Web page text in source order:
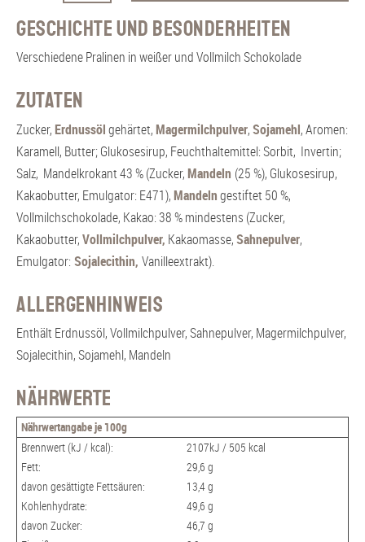
m
c
h
t
e
P
r
a
l
i
e
n
M
n
g
e
Geschichte und Besonderheiten
Verschiedene Pralinen in weißer und Vollmilch Schokolade
Zutaten
Zucker, Erdnussölgehärtet,Magermilchpulver,Sojamehl, Aromen:
Karamell, Butter; Glukosesirup, Feuchthaltemittel: Sorbit, Invertin;
Salz, Mandelkrokant 43 % (Zucker,Mandeln (25 %), Glukosesirup,
Kakaobutter, Emulgator: E471),Mandelngestiftet 50 %,
Vollmilchschokolade, Kakao: 38 % mindestens (Zucker,
Kakaobutter,Vollmilchpulver, Kakaomasse,Sahnepulver,
Emulgator: Sojalecithin, Vanilleextrakt).
Allergenhinweis
Enthält Erdnussöl, Vollmilchpulver, Sahnepulver, Magermilchpulver,
Sojalecithin, Sojamehl, Mandeln
Nährwerte
Nährwertangabe je 100g
Brennwert (kJ / kcal):
2107kJ / 505 kcal
Fett:
29,6 g
davon gesättigte Fettsäuren:
13,4 g
Kohlenhydrate:
49,6 g
davon Zucker:
46,7 g